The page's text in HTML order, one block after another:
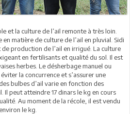
et la culture de l’ail remonte à très loin.
matière de culture de l’ail en pluvial. Sidi
production de l’ail en irrigué. La culture
en fertilisants et qualité du sol. Il est
herbes. Le désherbage manuel ou
la concurrence et s’assurer une
bulbes d’ail varie en fonction des
Il peut atteindre 17 dinars le kg en cours
Au moment de la récole, il est vendu
le kg.